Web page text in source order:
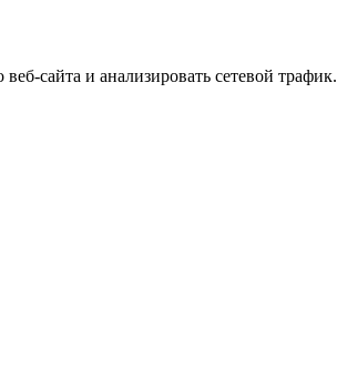
сайта и анализировать сетевой трафик.